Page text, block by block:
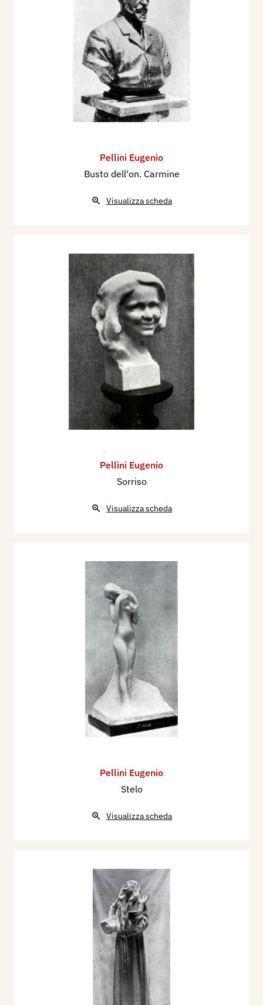
Pellini Eugenio
Busto dell'on. Carmine
Visualizza scheda
Pellini Eugenio
Sorriso
Visualizza scheda
Pellini Eugenio
Stelo
Visualizza scheda